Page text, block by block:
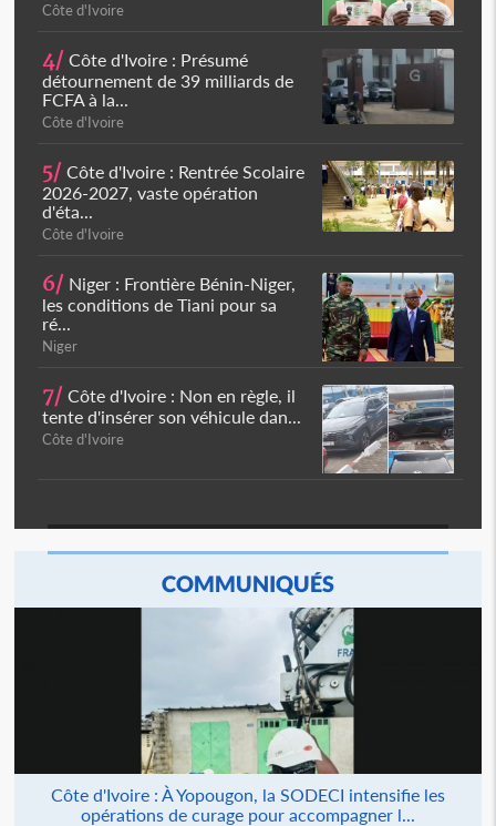
Côte d'Ivoire
4/ Côte d'Ivoire : Présumé
détournement de 39 milliards de
FCFA à la...
Côte d'Ivoire
5/ Côte d'Ivoire : Rentrée Scolaire
2026-2027, vaste opération
d'éta...
Côte d'Ivoire
6/ Niger : Frontière Bénin-Niger,
les conditions de Tiani pour sa
ré...
Niger
7/ Côte d'Ivoire : Non en règle, il
tente d'insérer son véhicule dan...
Côte d'Ivoire
COMMUNIQUÉS
Côte d'Ivoire : À Yopougon, la SODECI intensifie les
opérations de curage pour accompagner l...